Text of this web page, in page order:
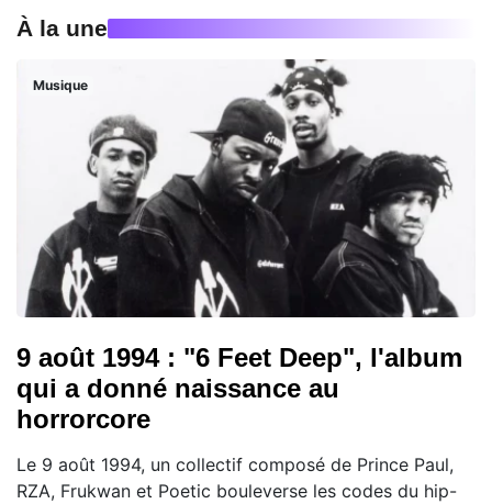
À la une
Musique
9 août 1994 : "6 Feet Deep", l'album
qui a donné naissance au
horrorcore
Le 9 août 1994, un collectif composé de Prince Paul,
RZA, Frukwan et Poetic bouleverse les codes du hip-